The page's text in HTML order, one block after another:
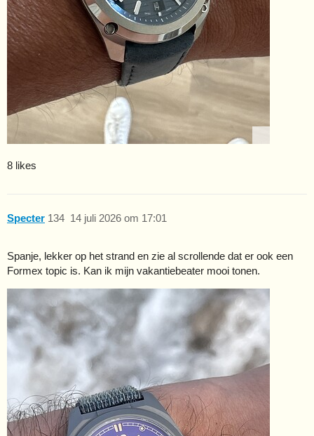
8 likes
Specter 14 juli 2026 om 17:01
134
Spanje, lekker op het strand en zie al scrollende dat er ook een
Formex topic is. Kan ik mijn vakantiebeater mooi tonen.